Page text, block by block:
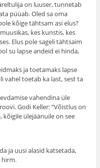
on luuser, tunnetab
püüab. Oled sa oma
kõige tähtsam asi elus?
kes kunstis, kes
Elus pole sageli tähtsaim
su lapse andeid ei hinda,
ja toetamaks lapse
vahel toetab ka last, sest ta
vahendina üle
Godi Keller: “Võistlus on
kõigile ülejäänuile on see
ja uusi alasid katsetada,
hirm.